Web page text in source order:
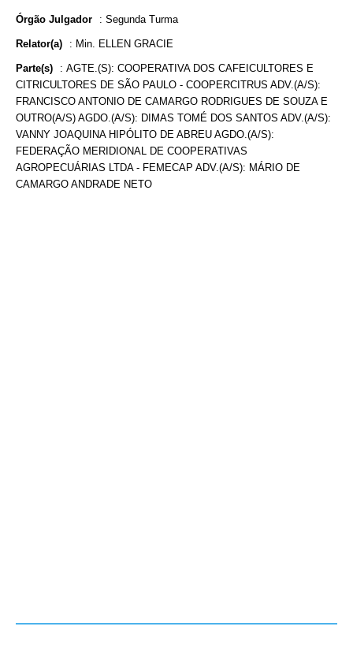
Órgão Julgador : Segunda Turma
Relator(a) : Min. ELLEN GRACIE
Parte(s) : AGTE.(S): COOPERATIVA DOS CAFEICULTORES E
CITRICULTORES DE SÃO PAULO - COOPERCITRUS ADV.(A/S):
FRANCISCO ANTONIO DE CAMARGO RODRIGUES DE SOUZA E
OUTRO(A/S) AGDO.(A/S): DIMAS TOMÉ DOS SANTOS ADV.(A/S):
VANNY JOAQUINA HIPÓLITO DE ABREU AGDO.(A/S):
FEDERAÇÃO MERIDIONAL DE COOPERATIVAS
AGROPECUÁRIAS LTDA - FEMECAP ADV.(A/S): MÁRIO DE
CAMARGO ANDRADE NETO